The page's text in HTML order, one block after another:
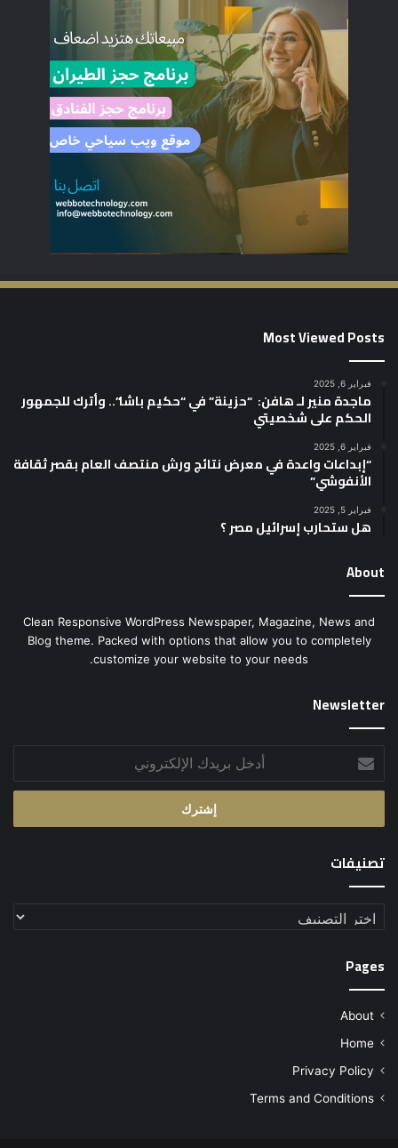
Most Viewed Posts
فبراير 6, 2025
ماجدة منير لـ هافن: “حزينة” في “حكيم باشا”.. وأترك للجمهور
الحكم على شخصيتي
فبراير 6, 2025
“إبداعات واعدة في معرض نتائج ورش منتصف العام بقصر ثقافة
الأنفوشي”
فبراير 5, 2025
هل ستحارب إسرائيل مصر ؟
About
Clean Responsive WordPress Newspaper, Magazine, News and
Blog theme. Packed with options that allow you to completely
customize your website to your needs.
Newsletter
بريدك
الإلكتروني
تصنيفات
تصنيفات
Pages
About
Home
Privacy Policy
Terms and Conditions